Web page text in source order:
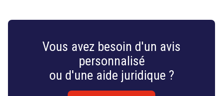
Vous avez besoin d'un avis
personnalisé
ou d'une aide juridique ?